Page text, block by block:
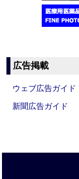
広告掲載
ウェブ広告ガイド
新聞広告ガイド